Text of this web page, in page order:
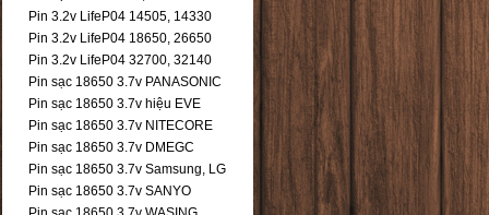
Pin 3.2v LifeP04 14505, 14330
Pin 3.2v LifeP04 18650, 26650
Pin 3.2v LifeP04 32700, 32140
Pin sạc 18650 3.7v PANASONIC
Pin sạc 18650 3.7v hiệu EVE
Pin sạc 18650 3.7v NITECORE
Pin sạc 18650 3.7v DMEGC
Pin sạc 18650 3.7v Samsung, LG
Pin sạc 18650 3.7v SANYO